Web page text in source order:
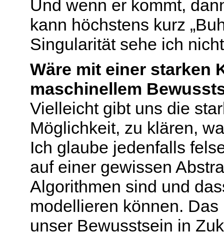
Und wenn er kommt,
kann höchstens kurz
Singularität sehe ich
Wäre mit einer starken
maschinellem
Vielleicht gibt uns die
Möglichkeit, zu klären,
Ich glaube jedenfalls
auf einer gewissen
Algorithmen sind und
modellieren können.
unser Bewusstsein in